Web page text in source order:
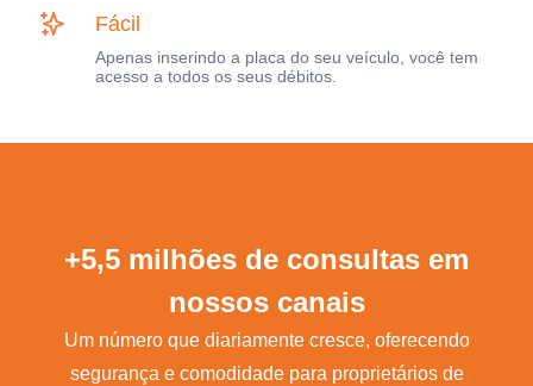
Fácil
Apenas inserindo a placa do seu veículo, você tem
acesso a todos os seus débitos.
+5,5 milhões de consultas em
nossos canais
Um número que diariamente cresce, oferecendo
segurança e comodidade para proprietários de